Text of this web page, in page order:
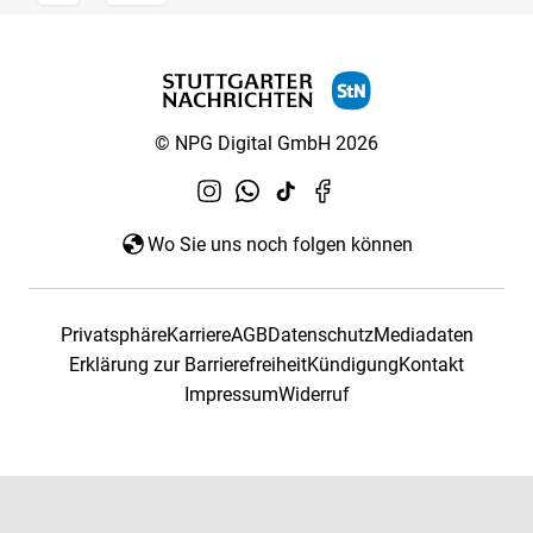
© NPG Digital GmbH 2026
Wo Sie uns noch folgen können
PrivatsphäreKarriereAGBDatenschutzMediadaten
Erklärung zur BarrierefreiheitKündigungKontakt
ImpressumWiderruf